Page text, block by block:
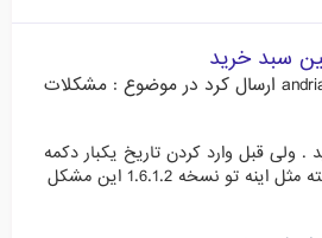
سبد خرید
ارسال کرد در موضوع : مشکلات
. ولی قبل وارد کردن تاریخ یکبار دکمه
" هم اکنون " را بزنید . البته مثل اینه تو نسخه 1.6.1.2 این مشکل